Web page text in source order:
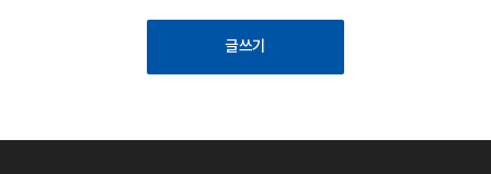
글쓰기